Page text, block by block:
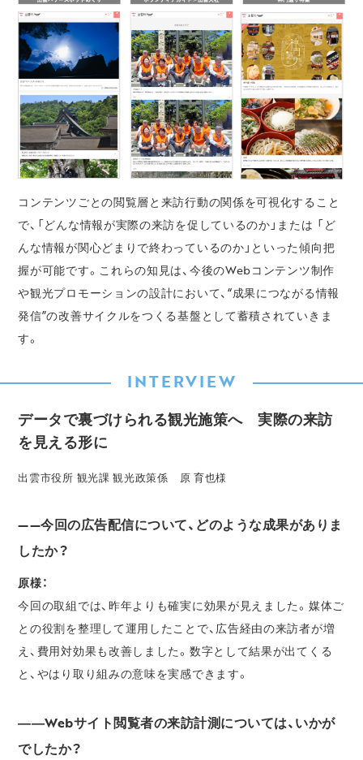
コンテンツごとの閲覧層と来訪行動の関係を可視化すること
で、「どんな情報が実際の来訪を促しているのか」または 「ど
んな情報が関心どまりで終わっているのか」といった傾向把
握が可能です。これらの知見は、今後のWebコンテンツ制作
や観光プロモーションの設計において、“成果につながる情報
発信”の改善サイクルをつくる基盤として蓄積されていきま
す。
INTERVIEW
データで裏づけられる観光施策へ 実際の来訪
を見える形に
出雲市役所 観光課 観光政策係 原 育也様
——今回の広告配信について、どのような成果がありま
したか？
原様：
今回の取組では、昨年よりも確実に効果が見えました。媒体ご
との役割を整理して運用したことで、広告経由の来訪者が増
え、費用対効果も改善しました。数字として結果が出てくる
と、やはり取り組みの意味を実感できます。
――Webサイト閲覧者の来訪計測については、いかが
でしたか？